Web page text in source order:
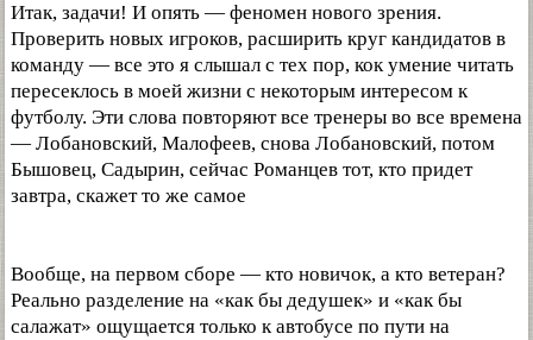
Итак, задачи! И опять — феномен нового зрения.
Проверить новых игроков, расширить круг кандидатов в
команду — все это я слышал с тех пор, кок умение читать
пересеклось в моей жизни с некоторым интересом к
футболу. Эти слова повторяют все тренеры во все времена
— Лобановский, Малофеев, снова Лобановский, потом
Бышовец, Садырин, сейчас Романцев тот, кто придет
завтра, скажет то же самое
Вообще, на первом сборе — кто новичок, а кто ветеран?
Реально разделение на «как бы дедушек» и «как бы
салажат» ощущается только к автобусе по пути на